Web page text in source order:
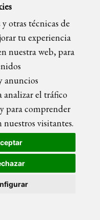
otras técnicas de
tu experiencia
nuestra web, para
anuncios
analizar el tráfico
para comprender
visitantes.